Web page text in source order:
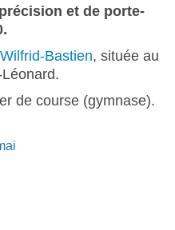
et de porte-
Wilfrid-Bastien, située au
de course (gymnase).